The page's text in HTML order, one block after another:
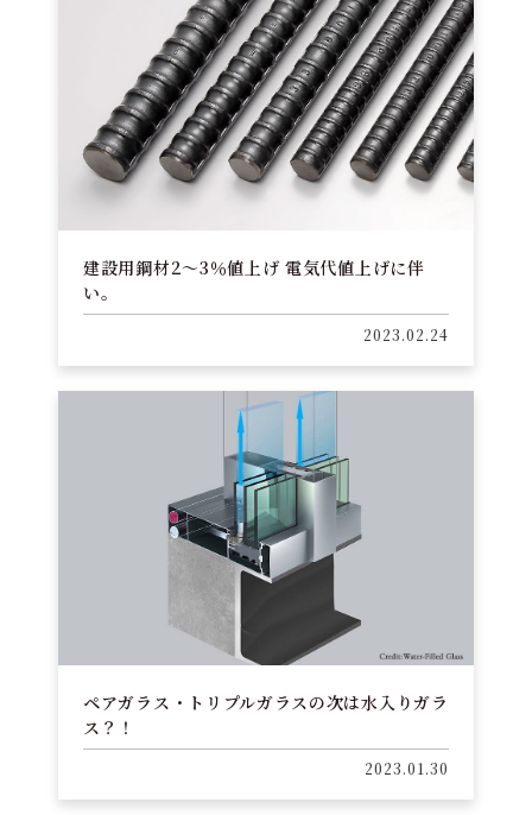
建設用鋼材2～3％値上げ 電気代値上げに伴
い。
2023.02.24
ペアガラス・トリプルガラスの次は水入りガラ
ス？！
2023.01.30